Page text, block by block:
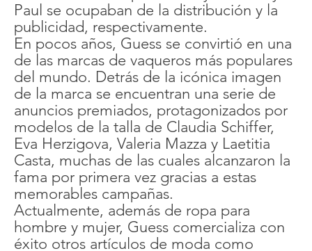
Paul se ocupaban de la distribución y la
publicidad, respectivamente.
En pocos años, Guess se convirtió en una
de las marcas de vaqueros más populares
del mundo. Detrás de la icónica imagen
de la marca se encuentran una serie de
anuncios premiados, protagonizados por
modelos de la talla de Claudia Schiffer,
Eva Herzigova, Valeria Mazza y Laetitia
Casta, muchas de las cuales alcanzaron la
fama por primera vez gracias a estas
memorables campañas.
Actualmente, además de ropa para
hombre y mujer, Guess comercializa con
éxito otros artículos de moda como